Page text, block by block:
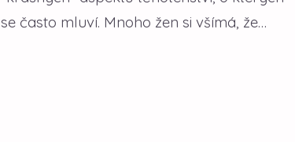
se často mluví. Mnoho žen si všímá, že